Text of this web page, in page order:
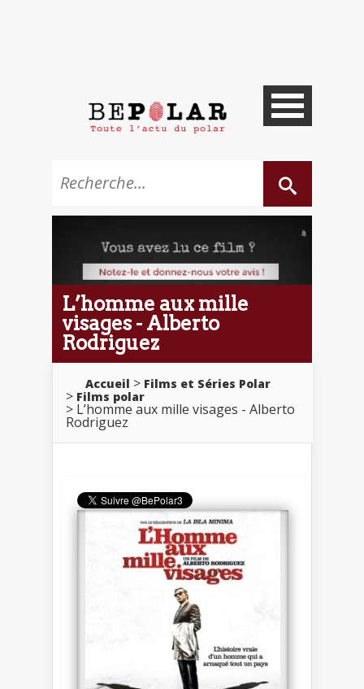
L’homme aux mille
visages - Alberto
Rodriguez
Accueil
Films et Séries Polar
Films polar
L’homme aux mille visages - Alberto
Rodriguez